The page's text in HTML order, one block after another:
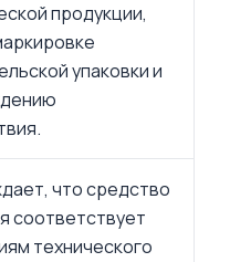
продукции,
упаковки и
что средство
соответствует
технического